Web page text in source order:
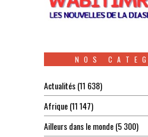
NOS
Actualités(11 638)
Afrique(11 147)
Ailleurs dans le monde(5 300)